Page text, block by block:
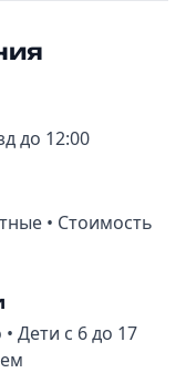
до 12:00
• Стоимость
Дети с 6 до 17